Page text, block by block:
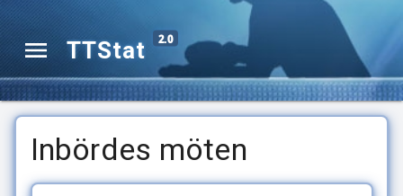
TTStat 2.0
Inbördes möten